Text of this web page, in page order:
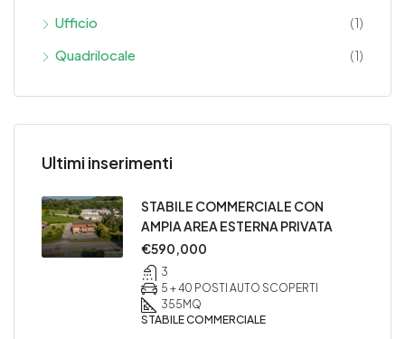
Ufficio
(1)
Quadrilocale
(1)
Ultimi inserimenti
STABILE COMMERCIALE CON
AMPIA AREA ESTERNA PRIVATA
€590,000
3
5 + 40 POSTI AUTO SCOPERTI
355MQ
STABILE COMMERCIALE